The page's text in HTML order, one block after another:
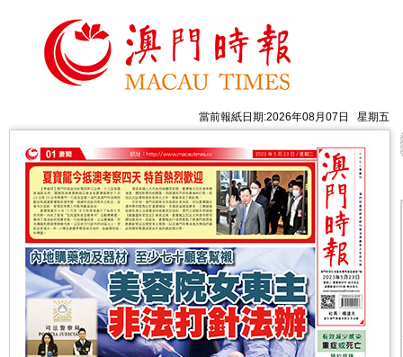
當前報紙日期:2026年08月07日 星期五